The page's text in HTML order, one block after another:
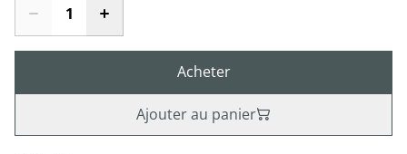
Acheter
Ajouter au panier